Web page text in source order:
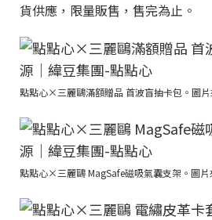
貨供應，限量販售，售完為止。
點點心×三麗鷗滿額贈品 首波盲抽卡包。圖
點點心×三麗鷗 MagSafe磁吸氣囊支架。圖